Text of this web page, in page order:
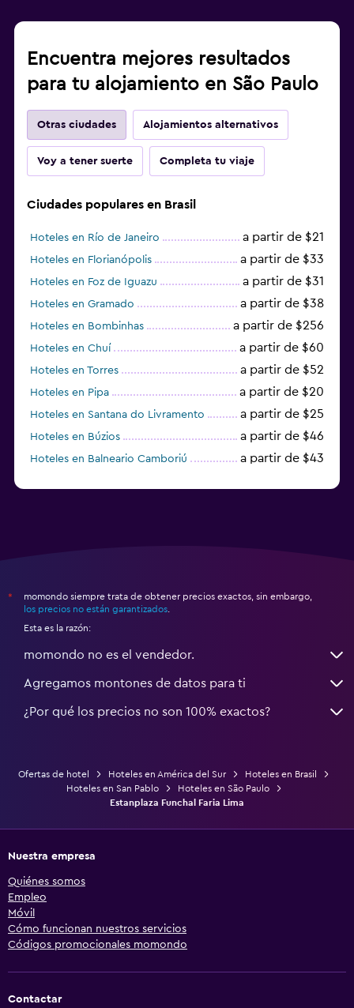
Encuentra mejores resultados
para tu alojamiento en São Paulo
Otras ciudades Alojamientos alternativos
Voy a tener suerte Completa tu viaje
Ciudades populares en Brasil
Hoteles en Río de Janeiro a partir de $21
Hoteles en Florianópolis a partir de $33
Hoteles en Foz de Iguazu a partir de $31
Hoteles en Gramado a partir de $38
Hoteles en Bombinhas a partir de $256
Hoteles en Chuí a partir de $60
Hoteles en Torres a partir de $52
Hoteles en Pipa a partir de $20
Hoteles en Santana do Livramento a partir de $25
Hoteles en Búzios a partir de $46
Hoteles en Balneario Camboriú a partir de $43
*
momondo siempre trata de obtener precios exactos, sin embargo,
los precios no están garantizados
Esta es la razón:
momondo no es el vendedor.
Agregamos montones de datos para ti
¿Por qué los precios no son 100% exactos?
Ofertas de hotel Hoteles en América del Sur
Hoteles en Brasil
Hoteles en San Pablo
Hoteles en São Paulo
Estanplaza Funchal Faria Lima
Nuestra empresa
Quiénes somos
Empleo
Móvil
Cómo funcionan nuestros servicios
Códigos promocionales momondo
Contactar